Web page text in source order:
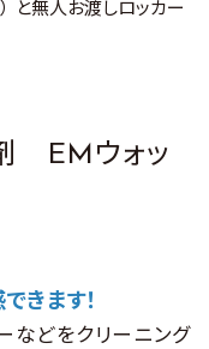
と無人お渡しロッカー
EMウォッ
きます！
などをクリーニング